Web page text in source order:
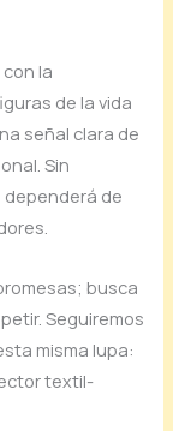
la
de la vida
señal clara de
Sin
de
busca
Seguiremos
misma lupa:
textil-